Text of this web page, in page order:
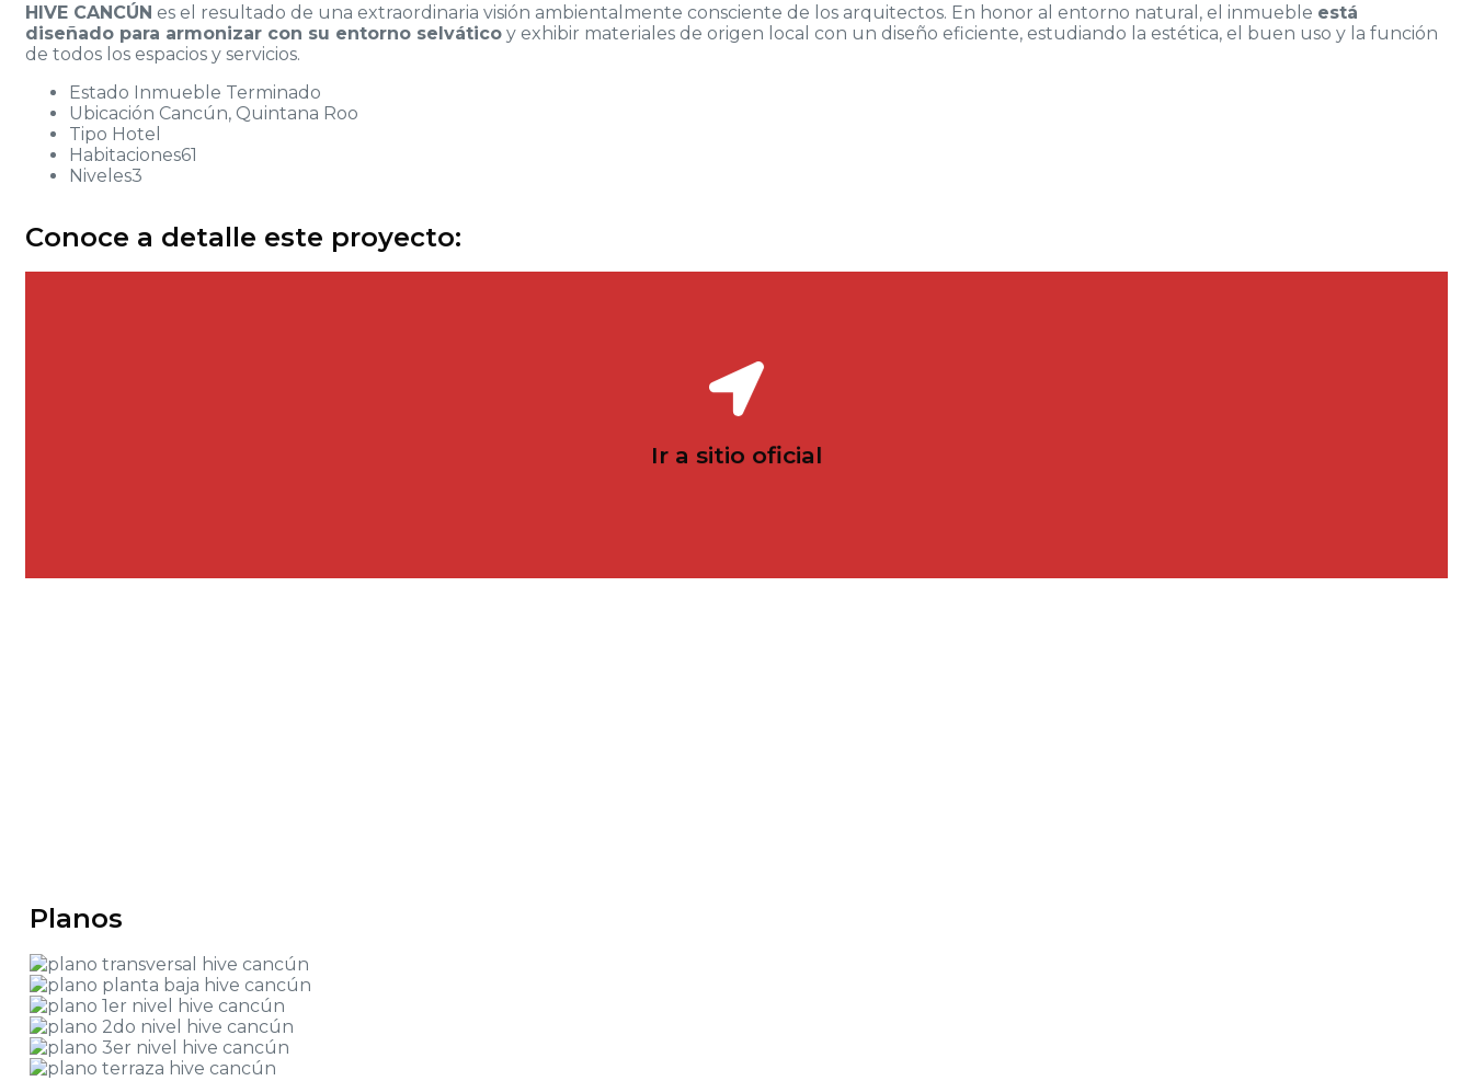
HIVE CANCÚN es el resultado de una extraordinaria visión ambientalmente consciente de los arquitectos. En honor al entorno natural, el inmueble está
diseñado para armonizar con su entorno selvático y exhibir materiales de origen local con un diseño eficiente, estudiando la estética, el buen uso y la función
de todos los espacios y servicios.
Estado Inmueble Terminado
Ubicación Cancún, Quintana Roo
Tipo Hotel
Habitaciones61
Niveles3
Conoce a detalle este proyecto:
Ir a sitio oficial
Planos